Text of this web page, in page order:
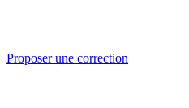
Proposer une correction